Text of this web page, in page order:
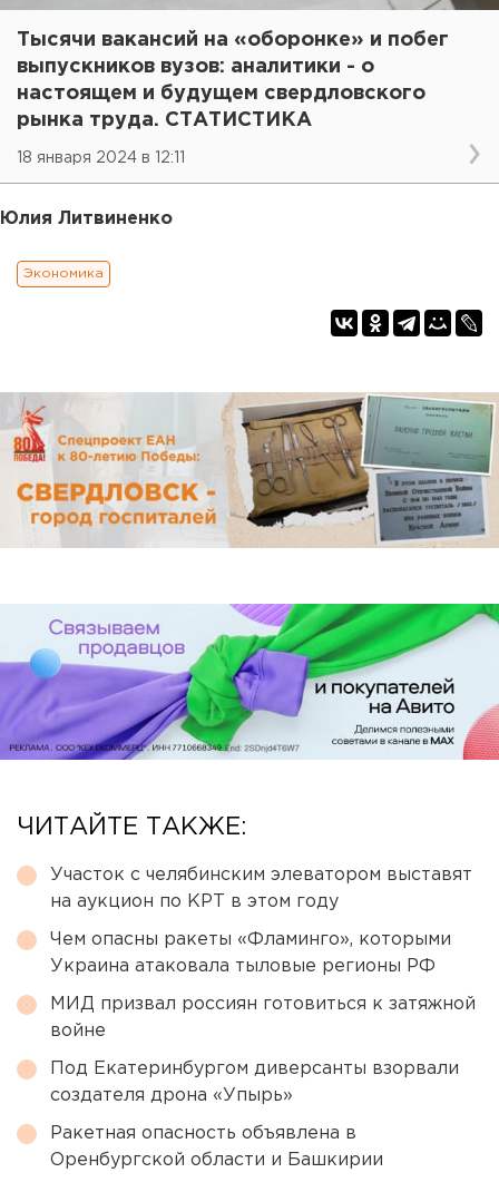
Тысячи вакансий на «оборонке» и побег
выпускников вузов: аналитики - о
настоящем и будущем свердловского
рынка труда. СТАТИСТИКА
18 января 2024 в 12:11
Юлия Литвиненко
Экономика
ЧИТАЙТЕ ТАКЖЕ:
Участок с челябинским элеватором выставят
на аукцион по КРТ в этом году
Чем опасны ракеты «Фламинго», которыми
Украина атаковала тыловые регионы РФ
МИД призвал россиян готовиться к затяжной
войне
Под Екатеринбургом диверсанты взорвали
создателя дрона «Упырь»
Ракетная опасность объявлена в
Оренбургской области и Башкирии